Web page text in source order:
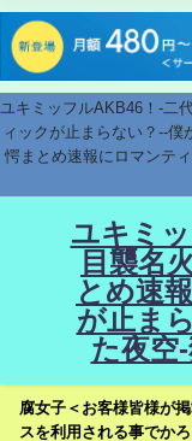
ユキミッフルAKB46！-二
ィックが止まらない？--
愕まとめ速報にロマンテ
ユキミ
目襲名
とめ速
が止ま
た夜空
腐女子＜お客様皆様が
スを利用される事でか